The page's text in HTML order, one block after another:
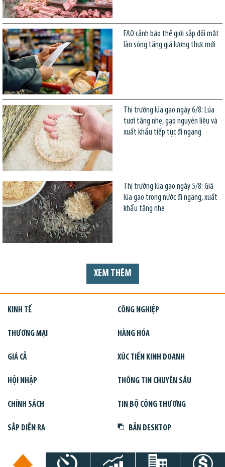
FAO cảnh báo thế giới sắp đối mặt
làn sóng tăng giá lương thực mới
Thị trường lúa gạo ngày 6/8: Lúa
tươi tăng nhẹ, gạo nguyên liệu và
xuất khẩu tiếp tục đi ngang
Thị trường lúa gạo ngày 5/8: Giá
lúa gạo trong nước đi ngang, xuất
khẩu tăng nhẹ
XEM THÊM
KINH TẾ CÔNG NGHIỆP
THƯƠNG MẠI HÀNG HÓA
GIÁ CẢ XÚC TIẾN KINH DOANH
HỘI NHẬP THÔNG TIN CHUYÊN SÂU
CHÍNH SÁCH TIN BỘ CÔNG THƯƠNG
SẮP DIỄN RA BẢN DESKTOP